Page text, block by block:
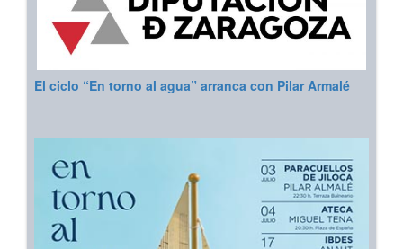
El ciclo “En torno al agua” arranca con Pilar Armalé